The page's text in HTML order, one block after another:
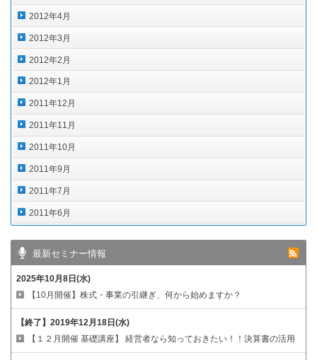
2012年4月
2012年3月
2012年2月
2012年1月
2011年12月
2011年11月
2011年10月
2011年9月
2011年7月
2011年6月
最新セミナー情報
2025年10月8日(水)
【10月開催】株式・事業の引継ぎ、何から始めますか？
【終了】 2019年12月18日(水)
【１２月開催 基礎講座】 経営者なら知っておきたい！！決算書の活用